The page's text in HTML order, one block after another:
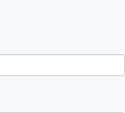
para a
de cantidades
de costos